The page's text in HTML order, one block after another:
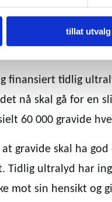
tillat utvalg
finansiert tidlig
nå skal gå for en
60 000 gravide
gravide skal ha
Tidlig ultralyd har
mot sin hensikt og